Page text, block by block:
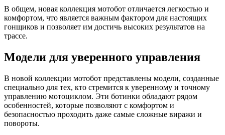
В общем, новая коллекция мотобот отличается легкостью и
комфортом, что является важным фактором для настоящих
гонщиков и позволяет им достичь высоких результатов на
трассе.
Модели для уверенного управления
В новой коллекции мотобот представлены модели, созданные
специально для тех, кто стремится к уверенному и точному
управлению мотоциклом. Эти ботинки обладают рядом
особенностей, которые позволяют с комфортом и
безопасностью проходить даже самые сложные виражи и
повороты.